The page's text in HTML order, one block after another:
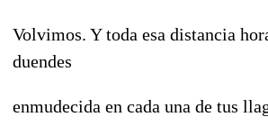
Volvimos. Y toda esa distancia
duendes
enmudecida en cada una de tus